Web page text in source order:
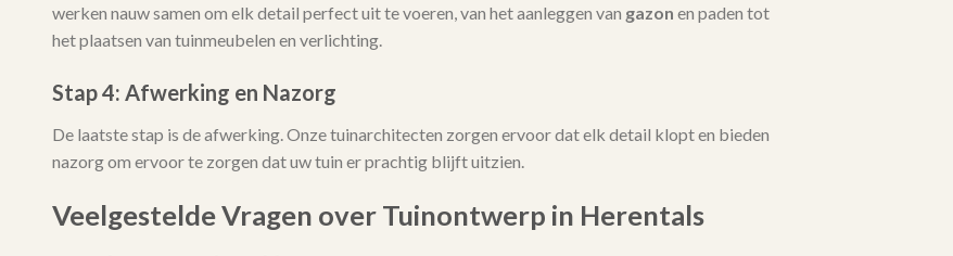
werken nauw samen om elk detail perfect uit te voeren, van het aanleggen van gazon en paden tot
het plaatsen van tuinmeubelen en verlichting.
Stap 4: Afwerking en Nazorg
De laatste stap is de afwerking. Onze tuinarchitecten zorgen ervoor dat elk detail klopt en bieden
nazorg om ervoor te zorgen dat uw tuin er prachtig blijft uitzien.
Veelgestelde Vragen over Tuinontwerp in Herentals